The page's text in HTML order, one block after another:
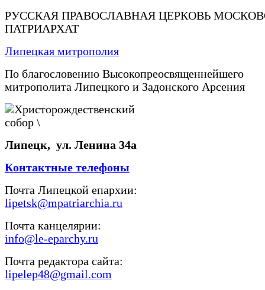
РУССКАЯ ПРАВОСЛАВНАЯ ЦЕРКОВЬ
ПАТРИАРХАТ
Липецкая митрополия
По благословению Высокопреосвященнейшего
митрополита Липецкого и Задонского Арсения
Липецк, ул. Ленина 34а
Контактные телефоны
Почта Липецкой епархии:
lipetsk@mpatriarchia.ru
Почта канцелярии:
info@le-eparchy.ru
Почта редактора сайта:
lipelep48@gmail.com